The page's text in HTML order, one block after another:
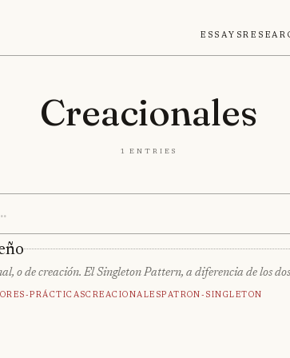
Essays
Creacionales
1 entries
de creación. El Singleton Pattern, a diferencia de los dos
PrácticasCreacionalesPatron-Singleton